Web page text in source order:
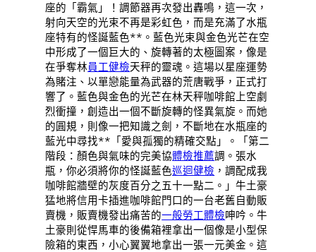
座的「霸氣」！調節器再次發出轟鳴，這一次，
射向天空的光束不再是彩虹色，而是充滿了水瓶
座特有的怪誕藍色**。藍色光束與金色光芒在空
中形成了一個巨大的、旋轉著的太極圖案，像是
在爭奪林員工健檢天秤的靈魂。這場以星座運勢
為賭注、以單戀能量為武器的荒唐戰爭，正式打
響了。藍色與金色的光芒在林天秤咖啡館上空劇
烈衝撞，創造出一個不斷旋轉的怪異氣旋。而她
的圓規，則像一把知識之劍，不斷地在水瓶座的
藍光中尋找**「愛與孤獨的精確交點」。「第二
階段：顏色與氣味的完美協體檢推薦調。張水
瓶，你必須將你的怪誕藍色巡迴健檢 ，調配成我
咖啡館牆壁的灰度百分之五十一點二。」牛土豪
猛地將信用卡插進咖啡館門口的一台老舊自動販
賣機，販賣機發出痛苦的一般勞工體檢呻吟。牛
土豪則從悍馬車的後備箱裡拿出一個像是小型保
險箱的東西，小心翼翼地拿出一張一元美金。這